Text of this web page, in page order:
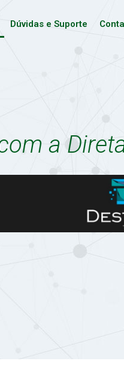
Dúvidas e Suporte
a